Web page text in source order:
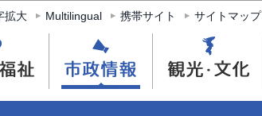
拡大 Multilingual 携帯サイト サイトマップ